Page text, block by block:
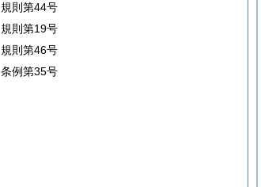
規則第44号
規則第19号
規則第46号
条例第35号